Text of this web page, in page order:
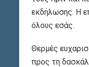
εκδήλωσης. Η
όλους εσάς.
Θερμές
προς τη